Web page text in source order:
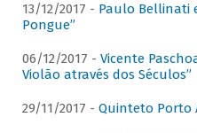
13/12/2017 - Paulo Bellinati
Pongue”
06/12/2017 - Vicente
Violão através dos Séculos”
29/11/2017 - Quinteto Porto